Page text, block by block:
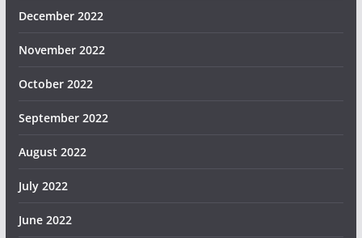
December 2022
November 2022
October 2022
September 2022
August 2022
July 2022
June 2022